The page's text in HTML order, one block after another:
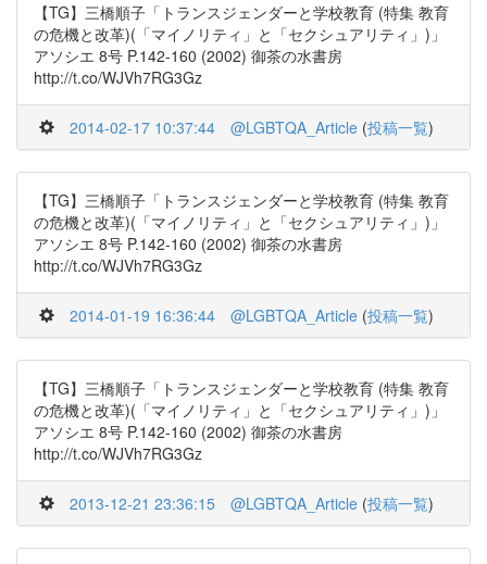
【TG】三橋順子「トランスジェンダーと学校教育 (特集 教育
の危機と改革)(「マイノリティ」と「セクシュアリティ」)」
アソシエ 8号 P.142-160 (2002) 御茶の水書房
http://t.co/WJVh7RG3Gz
2014-02-17 10:37:44 @LGBTQA_Article (投稿一覧)
【TG】三橋順子「トランスジェンダーと学校教育 (特集 教育
の危機と改革)(「マイノリティ」と「セクシュアリティ」)」
アソシエ 8号 P.142-160 (2002) 御茶の水書房
http://t.co/WJVh7RG3Gz
2014-01-19 16:36:44 @LGBTQA_Article (投稿一覧)
【TG】三橋順子「トランスジェンダーと学校教育 (特集 教育
の危機と改革)(「マイノリティ」と「セクシュアリティ」)」
アソシエ 8号 P.142-160 (2002) 御茶の水書房
http://t.co/WJVh7RG3Gz
2013-12-21 23:36:15 @LGBTQA_Article (投稿一覧)